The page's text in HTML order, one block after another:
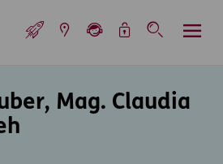
Mag. Claudia